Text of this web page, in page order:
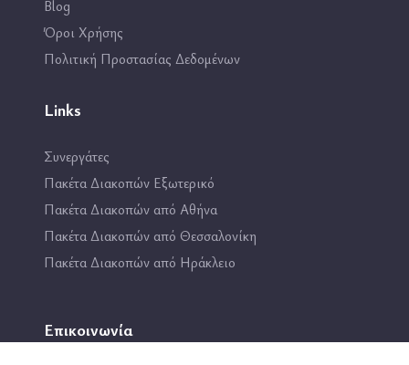
Blog
Όροι Χρήσης
Πολιτική Προστασίας Δεδομένων
Links
Συνεργάτες
Πακέτα Διακοπών Εξωτερικό
Πακέτα Διακοπών από Αθήνα
Πακέτα Διακοπών από Θεσσαλονίκη
Πακέτα Διακοπών από Ηράκλειο
Επικοινωνία